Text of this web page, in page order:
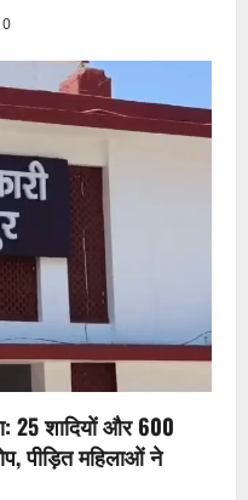
0
25 शादियों और 600
पीड़ित महिलाओं ने